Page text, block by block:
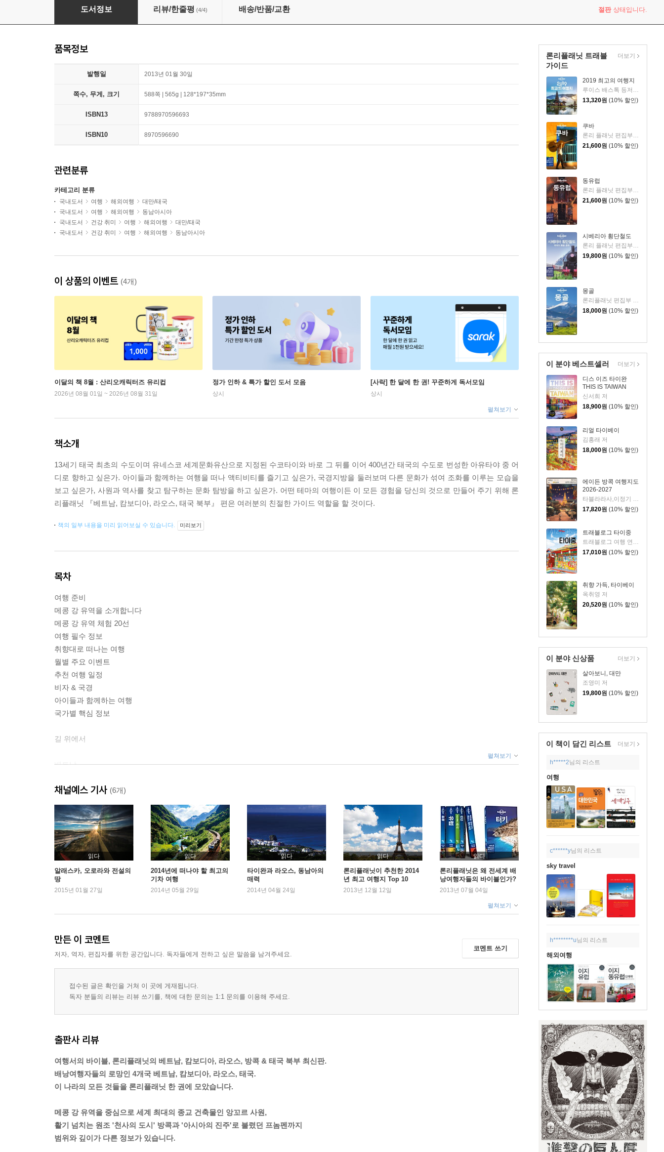
베트남, 캄보디아, 라오스, 태국 북부
도서정보 리뷰/한줄평 (4/4) 배송/반품/교환 절판상태입니다.
론리플래닛 트래블
가이드
2019 최고의 여행지
루이스 배스톡 등저/박지선,이경 공역
13,320원 (10% 할인)
쿠바
21,600원 (10% 할인)
동유럽
론리 플래닛 편집부 저
21,600원 (10% 할인)
시베리아 횡단철도
19,800원 (10% 할인)
몽골
론리플래닛 편집부 저/고지연,김문주,김윤미,배현,배형은,이동진 공역
18,000원 (10% 할인)
더보기
이 분야 베스트셀러
디스 이즈 타이완
THIS IS TAIWAN
신서희 저
18,900원 (10% 할인)
리얼 타이베이
김홍래 저
18,000원 (10% 할인)
에이든 방콕 여행지도
2026-2027
타블라라사,이정기 공저
17,820원 (10% 할인)
트래블로그 타이중
트래블로그 여행 연구소 저
17,010원 (10% 할인)
취향 가득, 타이베이
옥취영 저
20,520원 (10% 할인)
더보기
이 분야 신상품
살아보니, 대만
조영미 저
19,800원 (10% 할인)
더보기
이 책이 담긴 리스트 더보기
h*****2님의 리스트
여행
c******y님의 리스트
sky travel
h********u님의 리스트
해외여행
품목정보
발행일 2013년 01월 30일
쪽수, 무게, 크기 588쪽 | 565g | 128*197*35mm
ISBN13 9788970596693
ISBN10 8970596690
관련분류
카테고리 분류
국내도서 여행 해외여행
대만/태국
국내도서
여행 해외여행
동남아시아
국내도서
건강 취미 여행 해외여행
대만/태국
국내도서
건강 취미 여행 해외여행 동남아시아
이 상품의 이벤트 (4개)
이달의 책 8월 : 산리오캐릭터즈 유리컵
2026년 08월 01일 ~ 2026년 08월 31일
정가 인하 & 특가 할인 도서 모음
상시
[사락] 한 달에 한 권! 꾸준하게 독서모임
상시
펼쳐보기
책소개
13세기 태국 최초의 수도이며 유네스코 세계문화유산으로 지정된 수코타이와 바로 그 뒤를 이어 400년간 태국의 수도로 번성한 아유타야 중 어
디로 향하고 싶은가. 아이들과 함께하는 여행을 떠나 액티비티를 즐기고 싶은가, 국경지방을 둘러보며 다른 문화가 섞여 조화를 이루는 모습을
보고 싶은가, 사원과 역사를 찾고 탐구하는 문화 탐방을 하고 싶은가. 어떤 테마의 여행이든 이 모든 경험을 당신의 것으로 만들어 주기 위해 론
리플래닛 『베트남, 캄보디아, 라오스, 태국 북부』 편은 여러분의 친절한 가이드 역할을 할 것이다.
책의 일부 내용을 미리 읽어보실 수 있습니다. 미리보기
목차
여행 준비
메콩 강 유역을 소개합니다
메콩 강 유역 체험 20선
여행 필수 정보
취향대로 떠나는 여행
월별 주요 이벤트
추천 여행 일정
비자 & 국경
아이들과 함께하는 여행
국가별 핵심 정보
길 위에서
베트남
하노이 근교
흐엉 사
전통공예마을들
닌빈
닌빈 근교
꾹프엉 국립공원
베트남 북부
할롱 만(하롱베이)
할롱
마이쩌우
라오까이
박하
디엔비엔푸
후에 근교
다낭
다낭 근교
호이안
호이안 근교
꾸이년
냐짱
무이네
펼쳐보기
채널예스 기사 (6개)
읽다
알래스카, 오로라와 전설의
땅
2015년 01월 27일
읽다
2014년에 떠나야 할 최고의
기차 여행
2014년 05월 29일
읽다
타이완과 라오스, 동남아의
매력
2014년 04월 24일
읽다
론리플래닛이 추천한 2014
년 최고 여행지 Top 10
2013년 12월 12일
읽다
론리플래닛은 왜 전세계 배
낭여행자들의 바이블인가?
2013년 07월 04일
펼쳐보기
만든 이 코멘트
저자, 역자, 편집자를 위한 공간입니다. 독자들에게 전하고 싶은 말씀을 남겨주세요.
코멘트 쓰기
접수된 글은 확인을 거쳐 이 곳에 게재됩니다.
독자 분들의 리뷰는 리뷰 쓰기를, 책에 대한 문의는 1:1 문의를 이용해 주세요.
출판사 리뷰
여행서의 바이블, 론리플래닛의 베트남, 캄보디아, 라오스, 방콕 & 태국 북부 최신판.
배낭여행자들의 로망인 4개국 베트남, 캄보디아, 라오스, 태국.
이 나라의 모든 것들을 론리플래닛 한 권에 모았습니다.
메콩 강 유역을 중심으로 세계 최대의 종교 건축물인 앙꼬르 사원,
활기 넘치는 원조 '천사의 도시' 방콕과 '아시아의 진주'로 불렸던 프놈펜까지
범위와 깊이가 다른 정보가 있습니다.